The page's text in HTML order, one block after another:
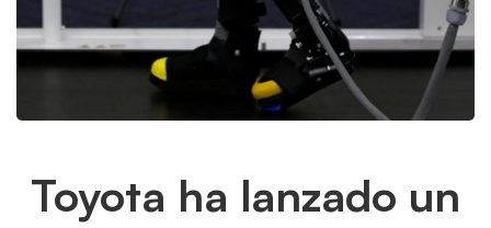
Toyota
Toyota ha lanzado un